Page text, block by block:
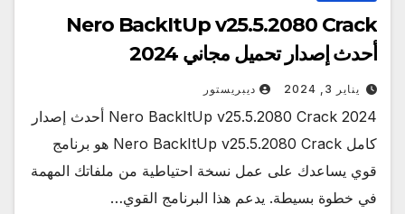
Nero BackItUp v25.5.2080 Crack
أحدث إصدار تحميل مجاني 2024
يناير 3, 2024 ديبريستور
Nero BackItUp v25.5.2080 Crack 2024 أحدث إصدار
كامل Nero BackItUp v25.5.2080 Crack هو برنامج
قوي يساعدك على عمل نسخة احتياطية من ملفاتك المهمة
في خطوة بسيطة. يدعم هذا البرنامج القوي…